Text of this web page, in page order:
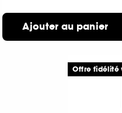
Ajouter au panier
Offre fidélité